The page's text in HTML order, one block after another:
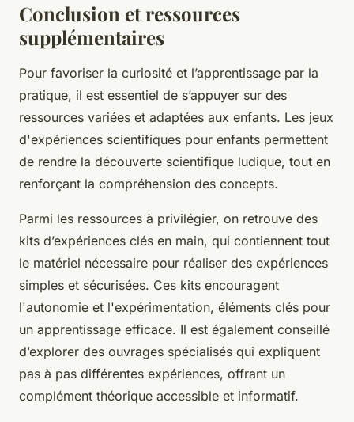
Conclusion et ressources
supplémentaires
Pour favoriser la curiosité et l’apprentissage par la
pratique, il est essentiel de s’appuyer sur des
ressources variées et adaptées aux enfants. Les jeux
d'expériences scientifiques pour enfants permettent
de rendre la découverte scientifique ludique, tout en
renforçant la compréhension des concepts.
Parmi les ressources à privilégier, on retrouve des
kits d’expériences clés en main, qui contiennent tout
le matériel nécessaire pour réaliser des expériences
simples et sécurisées. Ces kits encouragent
l'autonomie et l'expérimentation, éléments clés pour
un apprentissage efficace. Il est également conseillé
d’explorer des ouvrages spécialisés qui expliquent
pas à pas différentes expériences, offrant un
complément théorique accessible et informatif.